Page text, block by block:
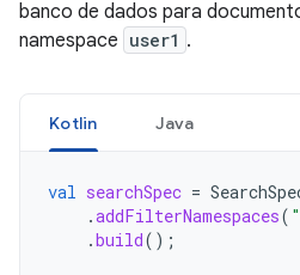
banco de dados para
namespace user1 .
Kotlin Java
val searchSpec =
.addFilterNamespaces(
.build();